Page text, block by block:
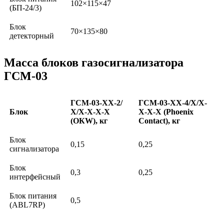
(БП-24/3)
102×115×47
Блок
детекторный
70×135×80
Масса блоков газосигнализатора
ГСМ-03
Блок
ГСМ-03-ХХ-2/
Х/Х-Х-Х-Х
(ОКW), кг
ГСМ-03-ХХ-4/X/Х-
Х-Х-X (Phoenix
Contact), кг
Блок
сигнализатора
0,15 0,25
Блок
интерфейсный
0,3 0,25
Блок питания
(ABL7RP)
0,5